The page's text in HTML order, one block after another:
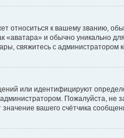
относиться к вашему званию,
и обычно уникально
свяжитесь с
или идентифицируют
Пожалуйста,
вашего счётчика